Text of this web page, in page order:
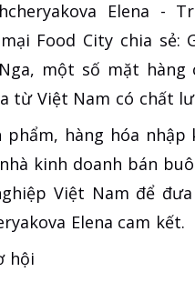
Elena -
Food City chia sẻ:
một số mặt
từ Việt Nam có chất
phẩm, hàng hóa
kinh doanh bán
Việt Nam để
Elena cam kết.
hội